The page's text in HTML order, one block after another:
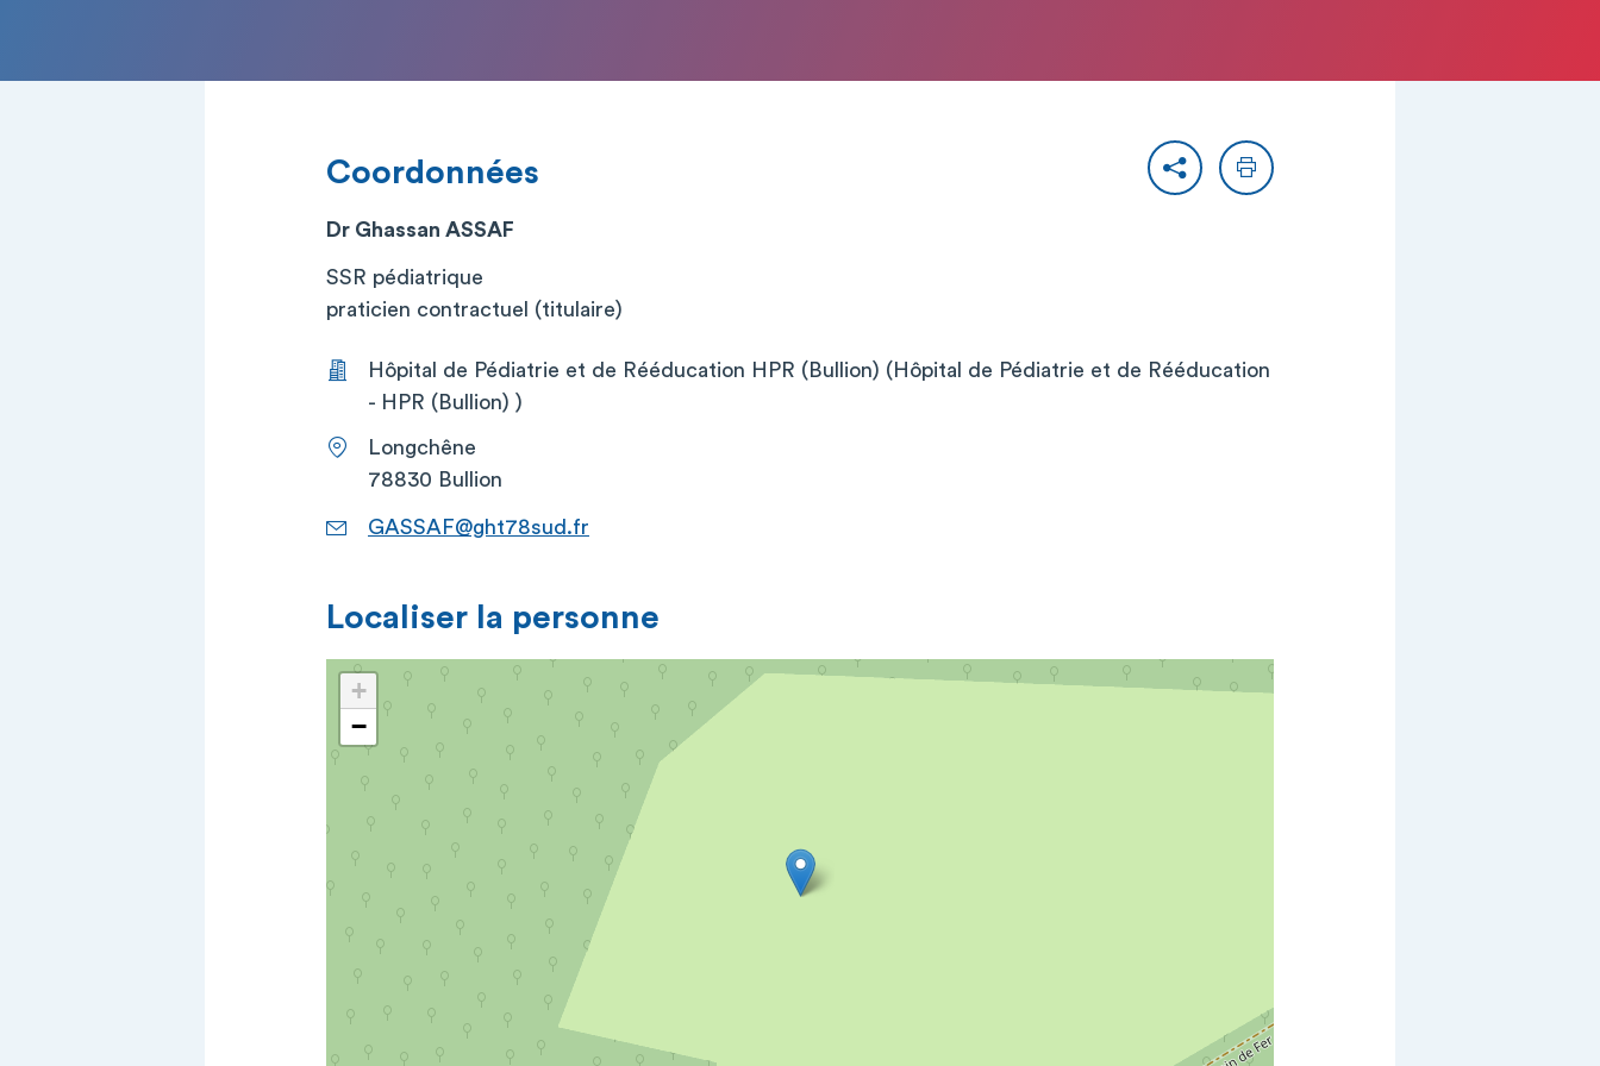
PartagerImprimer
Coordonnées
Dr Ghassan ASSAF
SSR pédiatrique
praticien contractuel (titulaire)
Hôpital de Pédiatrie et de Rééducation HPR (Bullion) (Hôpital de Pédiatrie et de Rééducation
- HPR (Bullion) )
Longchêne
78830 Bullion
GASSAF@ght78sud.fr
Localiser la personne
+
−